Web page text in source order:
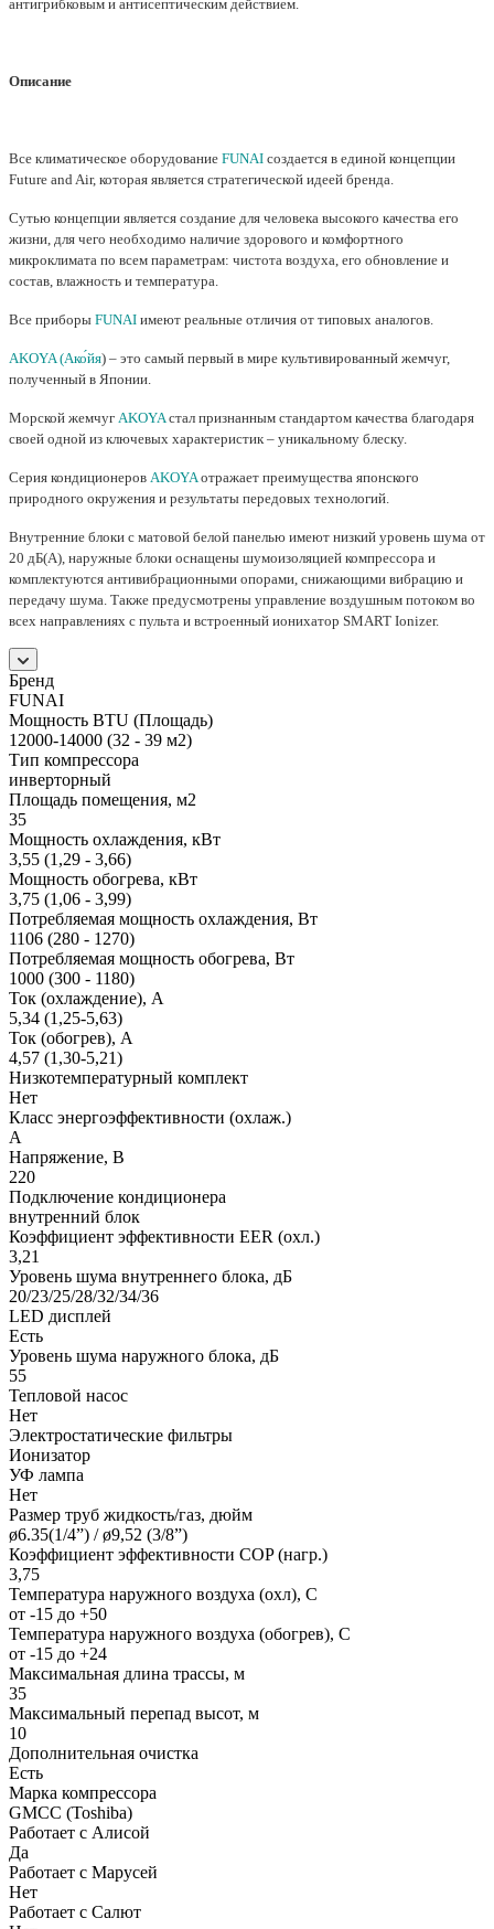
антигрибковым и антисептическим действием.
Описание
Все климатическое оборудование FUNAI создается в единой концепции
Future and Air, которая является стратегической идеей бренда.
Сутью концепции является создание для человека высокого качества его
жизни, для чего необходимо наличие здорового и комфортного
микроклимата по всем параметрам: чистота воздуха, его обновление и
состав, влажность и температура.
Все приборы FUNAI имеют реальные отличия от типовых аналогов.
AKOYA (Ако́йя) – это самый первый в мире культивированный жемчуг,
полученный в Японии.
Морской жемчуг AKOYA стал признанным стандартом качества благодаря
своей одной из ключевых характеристик – уникальному блеску.
Серия кондиционеров AKOYA отражает преимущества японского
природного окружения и результаты передовых технологий.
Внутренние блоки с матовой белой панелью имеют низкий уровень шума от
20 дБ(А), наружные блоки оснащены шумоизоляцией компрессора и
комплектуются антивибрационными опорами, снижающими вибрацию и
передачу шума. Также предусмотрены управление воздушным потоком во
всех направлениях с пульта и встроенный ионихатор SMART Ionizer.
Бренд
FUNAI
Мощность BTU (Площадь)
12000-14000 (32 - 39 м2)
Тип компрессора
инверторный
Площадь помещения, м2
35
Мощность охлаждения, кВт
3,55 (1,29 - 3,66)
Мощность обогрева, кВт
3,75 (1,06 - 3,99)
Потребляемая мощность охлаждения, Вт
1106 (280 - 1270)
Потребляемая мощность обогрева, Вт
1000 (300 - 1180)
Ток (охлаждение), А
5,34 (1,25-5,63)
Ток (обогрев), А
4,57 (1,30-5,21)
Низкотемпературный комплект
Нет
Класс энергоэффективности (охлаж.)
A
Напряжение, В
220
Подключение кондиционера
внутренний блок
Коэффициент эффективности EER (охл.)
3,21
Уровень шума внутреннего блока, дБ
20/23/25/28/32/34/36
LED дисплей
Есть
Уровень шума наружного блока, дБ
55
Тепловой насос
Нет
Электростатические фильтры
Ионизатор
УФ лампа
Нет
Размер труб жидкость/газ, дюйм
ø6.35(1/4”) / ø9,52 (3/8”)
Коэффициент эффективности COP (нагр.)
3,75
Температура наружного воздуха (охл), С
от -15 до +50
Температура наружного воздуха (обогрев), С
от -15 до +24
Максимальная длина трассы, м
35
Максимальный перепад высот, м
10
Дополнительная очистка
Есть
Марка компрессора
GMCC (Toshiba)
Работает с Алисой
Да
Работает с Марусей
Нет
Работает с Салют